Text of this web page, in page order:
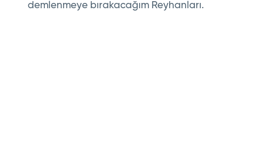
demlenmeye bırakacağım Reyhanları.